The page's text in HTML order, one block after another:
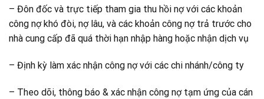
– Đôn đốc và trực tiếp tham gia thu hồi nợ với các khoản
công nợ khó đòi, nợ lâu, và các khoản công nợ trả trước cho
nhà cung cấp đã quá thời hạn nhập hàng hoặc nhận dịch vụ
– Định kỳ làm xác nhận công nợ với các chi nhánh/công ty
– Theo dõi, thông báo & xác nhận công nợ tạm ứng của cán